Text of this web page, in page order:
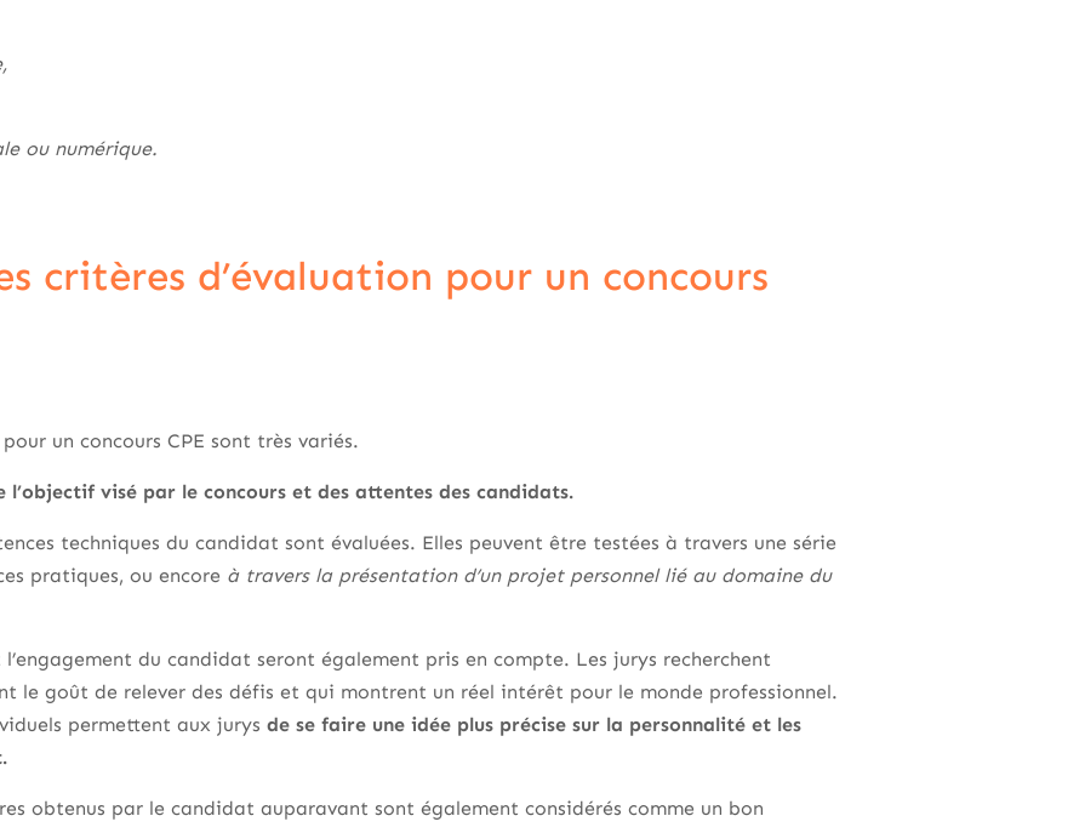
ou numérique.
critères d’évaluation pour un concours
un concours CPE sont très variés.
l’objectif visé par le concours et des attentes des candidats.
techniques du candidat sont évaluées. Elles peuvent être testées à travers une série
pratiques, ou encore à travers la présentation d’un projet personnel lié au domaine du
du candidat seront également pris en compte. Les jurys recherchent
le goût de relever des défis et qui montrent un réel intérêt pour le monde professionnel.
permettent aux jurys de se faire une idée plus précise sur la personnalité et les
obtenus par le candidat auparavant sont également considérés comme un bon